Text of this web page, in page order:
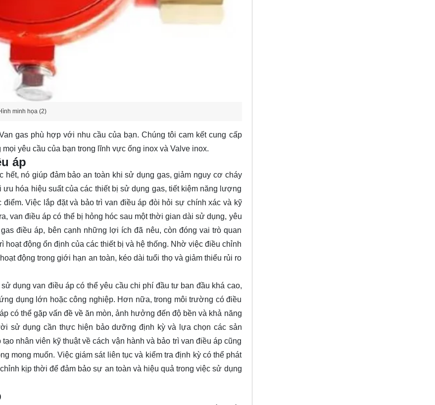
minh họa (2)
gas phù hợp với nhu cầu của bạn. Chúng tôi cam kết cung cấp
yêu cầu của bạn trong lĩnh vực ống inox và Valve inox.
áp
nó giúp đảm bảo an toàn khi sử dụng gas, giảm nguy cơ cháy
hóa hiệu suất của các thiết bị sử dụng gas, tiết kiệm năng lượng
Việc lắp đặt và bảo trì van điều áp đòi hỏi sự chính xác và kỹ
van điều áp có thể bị hỏng hóc sau một thời gian dài sử dụng, yêu
điều áp, bên cạnh những lợi ích đã nêu, còn đóng vai trò quan
hoạt động ổn định của các thiết bị và hệ thống. Nhờ việc điều chỉnh
động trong giới hạn an toàn, kéo dài tuổi thọ và giảm thiểu rủi ro
dụng van điều áp có thể yêu cầu chi phí đầu tư ban đầu khá cao,
dụng lớn hoặc công nghiệp. Hơn nữa, trong môi trường có điều
có thể gặp vấn đề về ăn mòn, ảnh hưởng đến độ bền và khả năng
sử dụng cần thực hiện bảo dưỡng định kỳ và lựa chọn các sản
nhân viên kỹ thuật về cách vận hành và bảo trì van điều áp cũng
mong muốn. Việc giám sát liên tục và kiểm tra định kỳ có thể phát
kịp thời để đảm bảo sự an toàn và hiệu quả trong việc sử dụng